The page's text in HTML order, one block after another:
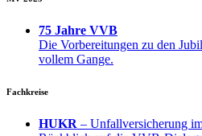
75 Jahre VVB
Die Vorbereitungen zu den
vollem Gange.
Fachkreise
HUKR – Unfallversicherung